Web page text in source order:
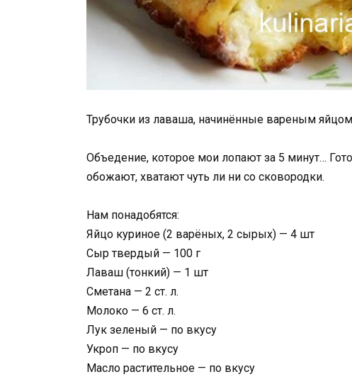
Трубочки из лаваша, начинённые вареным
Объедение, которое мои лопают за 5 минут…
обожают, хватают чуть ли ни со сковородки.
Нам понадобятся:
Яйцо куриное (2 варёных, 2 сырых) — 4 шт
Сыр твердый — 100 г
Лаваш (тонкий) — 1 шт
Сметана — 2 ст. л.
Молоко — 6 ст. л.
Лук зеленый — по вкусу
Укроп — по вкусу
Масло растительное — по вкусу